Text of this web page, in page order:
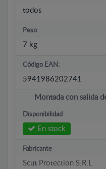
todos
Peso
7 kg
Código EAN:
5941986202741
Montada con salida
Disponibilidad
En stock
Fabricante
Scut Protection S.R.L